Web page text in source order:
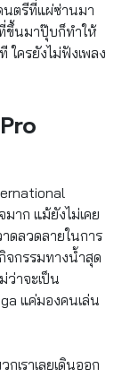
นตรีที่แผ่ซ่านมา
ขึ้นมาปุ๊บก็ทำให้
ครยังไม่ฟังเพลง
าก แม้ยังไม่เคย
ดลวดลายในการ
จกรรมทางน้ำสุด
าจะเป็น
แค่มองคนเล่น
เราเลยเดินออก